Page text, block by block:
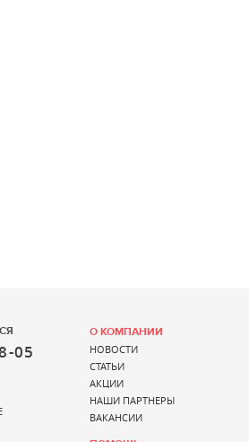
05
О КОМПАНИИ
НОВОСТИ
СТАТЬИ
АКЦИИ
НАШИ ПАРТНЕРЫ
ВАКАНСИИ